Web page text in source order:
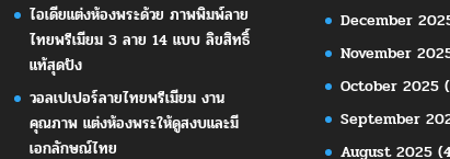
ไอเดียแต่งห้องพระด้วย ภาพพิมพ์ลาย
ไทยพรีเมียม 3 ลาย 14 แบบ ลิขสิทธิ์
แท้สุดปัง
วอลเปเปอร์ลายไทยพรีเมียม งาน
คุณภาพ แต่งห้องพระให้ดูสงบและมี
เอกลักษณ์ไทย
December
November
October 2025
September
August 2025